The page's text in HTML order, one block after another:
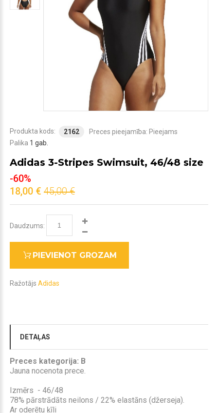
Produkta kods: 2162 Preces pieejamība: Pieejams
Palika 1 gab.
Adidas 3-Stripes Swimsuit, 46/48 size
-60%
18,00 € 45,00 €
Daudzums:
PIEVIENOT GROZAM
Ražotājs Adidas
DETAĻAS
Preces kategorija: B
Jauna nocenota prece.
Izmērs - 46/48
78% pārstrādāts neilons / 22% elastāns (džerseja).
Ar oderētu ķīli